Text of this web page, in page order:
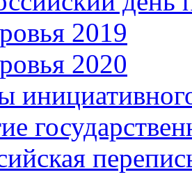
2019
2020